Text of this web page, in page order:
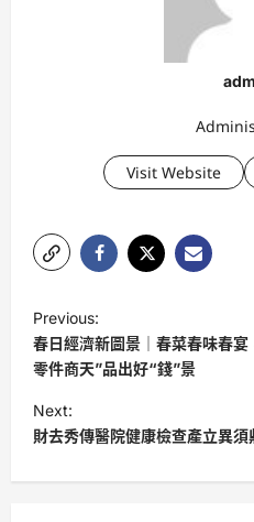
Visit Website
o
s
t
n
a
Previous:
春日經濟新圖景｜春菜春味春
零件商天”品出好“錢”景
Next:
財去秀傳醫院健康檢查產立異